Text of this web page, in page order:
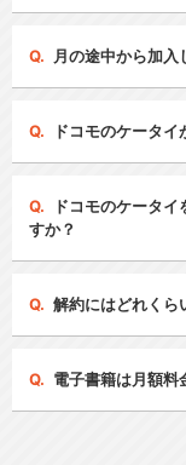
月の途中から加入
ドコモのケータ
ドコモのケータ
すか？
解約にはどれくら
電子書籍は月額料